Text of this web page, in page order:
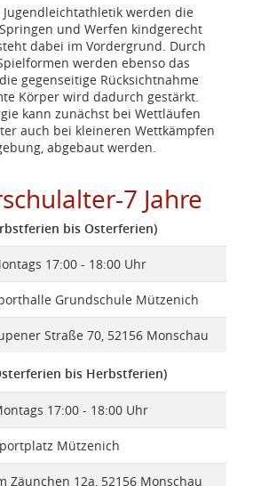
werden die
und Werfen kindgerecht
dabei im Vordergrund. Durch
werden ebenso das
gegenseitige Rücksichtnahme
Körper wird dadurch gestärkt.
kann zunächst bei Wettläufen
auch bei kleineren Wettkämpfen
abgebaut werden.
7 Jahre
bis Osterferien)
17:00 - 18:00 Uhr
Grundschule Mützenich
Straße 70, 52156 Monschau
bis Herbstferien)
17:00 - 18:00 Uhr
Mützenich
Zäunchen 12a, 52156 Monschau